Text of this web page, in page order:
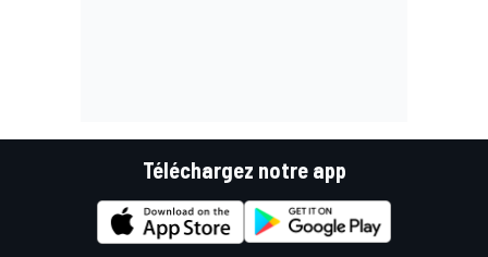
Téléchargez notre app